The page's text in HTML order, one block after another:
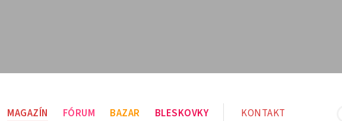
MAGAZÍN FÓRUM BAZAR BLESKOVKY KONTAKT